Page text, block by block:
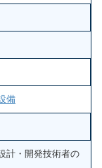
備
計・開発技術者の